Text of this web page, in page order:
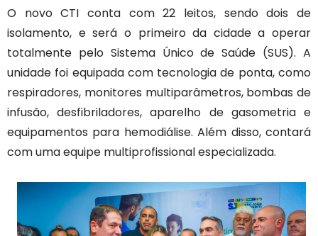
O novo CTI conta com 22 leitos, sendo dois de
isolamento, e será o primeiro da cidade a operar
totalmente pelo Sistema Único de Saúde (SUS). A
unidade foi equipada com tecnologia de ponta, como
respiradores, monitores multiparâmetros, bombas de
infusão, desfibriladores, aparelho de gasometria e
equipamentos para hemodiálise. Além disso, contará
com uma equipe multiprofissional especializada.